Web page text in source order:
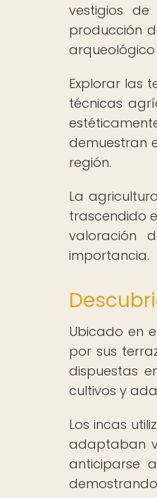
vestigios
producción
arqueológico
Explorar las
técnicas
demuestran
región.
La
trascendido
valoración
importancia.
Ubicado en
por sus
dispuestas
cultivos y
Los incas
adaptaban
anticiparse